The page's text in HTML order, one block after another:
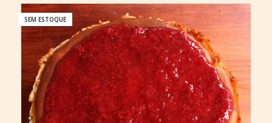
SEM ESTOQUE